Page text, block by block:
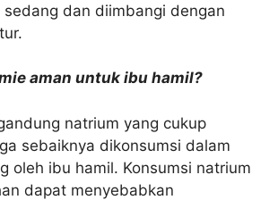
sedang dan diimbangi dengan
aman untuk ibu hamil?
natrium yang cukup
sebaiknya dikonsumsi dalam
oleh ibu hamil. Konsumsi natrium
dapat menyebabkan